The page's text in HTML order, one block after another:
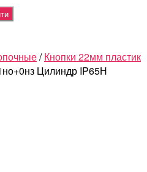
/Кнопки 22мм пластик
Цилиндр IP65Н